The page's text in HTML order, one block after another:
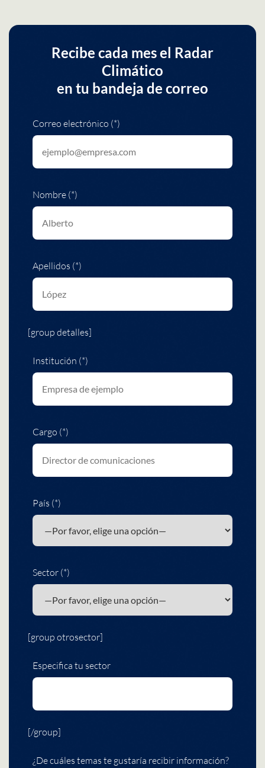
Recibe cada mes el Radar
Climático
en tu bandeja de correo
Correo electrónico (*)
Nombre (*)
Apellidos (*)
[group detalles]
Institución (*)
Cargo (*)
País (*)
Sector (*)
[group otrosector]
Especifica tu sector
[/group]
¿De cuáles temas te gustaría recibir información?